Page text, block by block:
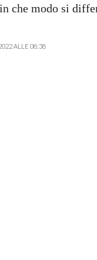
che modo si
ALLE 08:38